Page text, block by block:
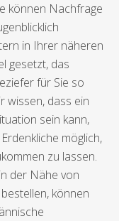
können Nachfrage
in Ihrer näheren
gesetzt, das
für Sie so
wissen, dass ein
sein kann,
möglich,
zu lassen.
der Nähe von
können